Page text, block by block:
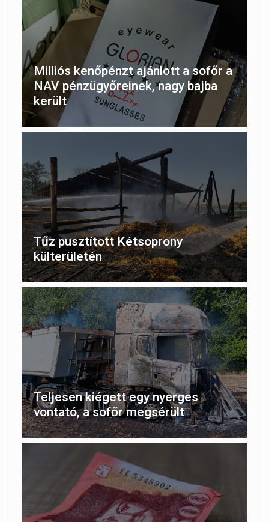
Milliós kenőpénzt ajánlott a sofőr a
NAV pénzügyőreinek, nagy bajba
került
Tűz pusztított Kétsoprony
külterületén
Teljesen kiégett egy nyerges
vontató, a sofőr megsérült